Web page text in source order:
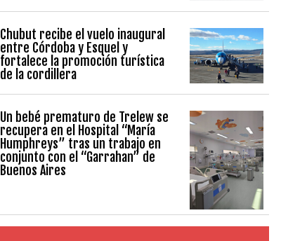
Chubut recibe el vuelo inaugural
entre Córdoba y Esquel y
fortalece la promoción turística
de la cordillera
Un bebé prematuro de Trelew se
recupera en el Hospital “María
Humphreys” tras un trabajo en
conjunto con el “Garrahan” de
Buenos Aires